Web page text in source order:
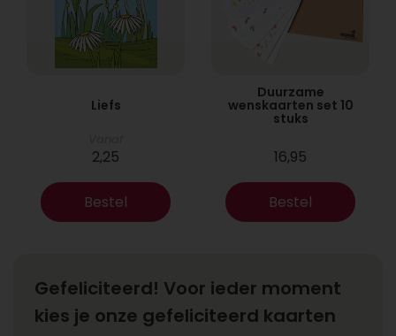
Liefs
2,25
Bestel
Duurzame
wenskaarten set 10
stuks
16,95
Bestel
Gefeliciteerd! Voor ieder moment
kies je onze gefeliciteerd kaarten